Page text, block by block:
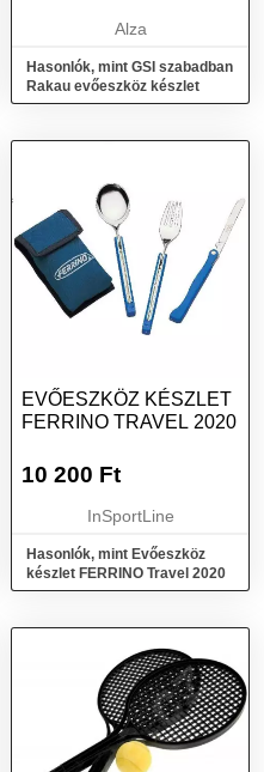
Alza
Hasonlók, mint GSI szabadban
Rakau evőeszköz készlet
EVŐESZKÖZ KÉSZLET
FERRINO TRAVEL 2020
10 200 Ft
InSportLine
Hasonlók, mint Evőeszköz
készlet FERRINO Travel 2020